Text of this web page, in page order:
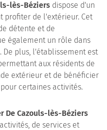
lès-Béziers dispose d'un
profiter de l'extérieur. Cet
détente et de
également un rôle dans
De plus, l'établissement est
aux résidents de
extérieur et de bénéficier
certaines activités.
De Cazouls-lès-Béziers
de services et